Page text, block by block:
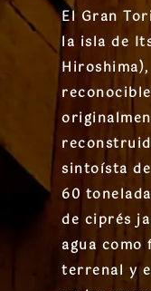
El Gran
la isla de
sintoísta
60
de ciprés
agua
terrenal y